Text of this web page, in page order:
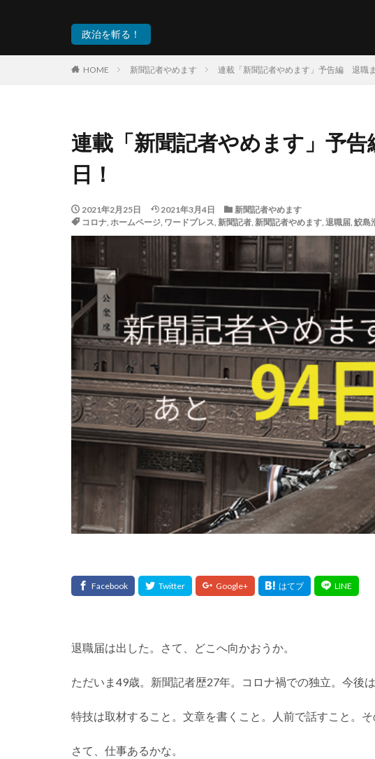
政治を斬る！
HOME 新聞記者やめます 連載「新聞記者やめます」予告編 退職
連載「新聞記者やめます」予
日！
2021年2月25日 2021年3月4日
新聞記者やめます
コロナ, ホームページ, ワードプレス, 新聞記者, 新聞記者やめます, 退職届, 鮫島
退職届は出した。さて、どこへ向かおうか。
ただいま49歳。新聞記者歴27年。コロナ禍での独立。今後は
特技は取材すること。文章を書くこと。人前で話すこと。そ
さて、仕事あるかな。